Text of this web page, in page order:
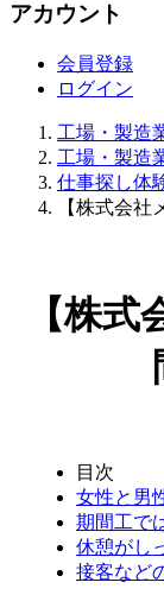
アカウント
会員登録
ログイン
工場・製造
工場・製造
仕事探し体
【株式会
【株
目次
女性と男
期間工で
休憩がし
接客など